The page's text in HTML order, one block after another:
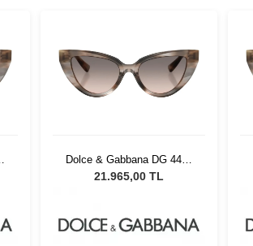
Dolce & Gabbana DG 4497
34493B 52 Kadın Güneş
21.965,00 TL